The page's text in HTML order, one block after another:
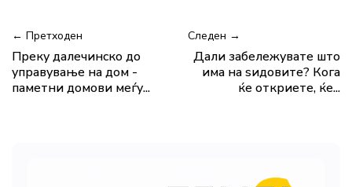
← Претходен
Преку далечинско до
управување на дом -
паметни домови меѓу...
Следен →
Дали забележувате што
има на ѕидовите? Кога
ќе откриете, ќе...